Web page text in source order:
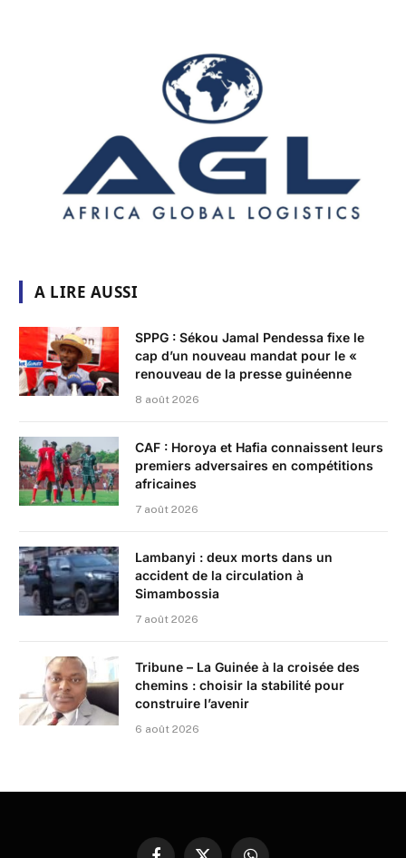
A LIRE AUSSI
SPPG : Sékou Jamal Pendessa fixe le
cap d’un nouveau mandat pour le «
renouveau de la presse guinéenne
8 août 2026
CAF : Horoya et Hafia connaissent leurs
premiers adversaires en compétitions
africaines
7 août 2026
Lambanyi : deux morts dans un
accident de la circulation à
Simambossia
7 août 2026
Tribune – La Guinée à la croisée des
chemins : choisir la stabilité pour
construire l’avenir
6 août 2026